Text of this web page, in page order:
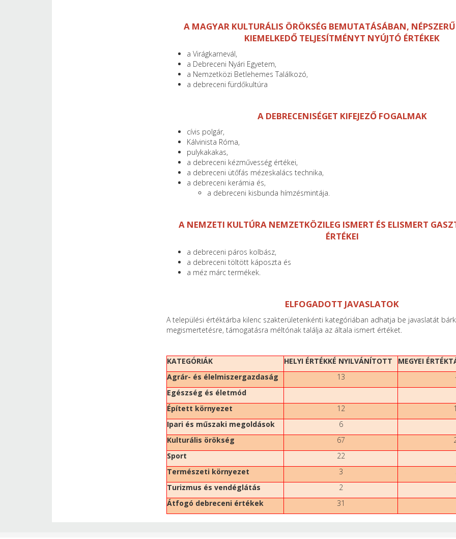
A MAGYAR KULTURÁLIS ÖRÖKSÉG BEMUTATÁSÁBAN,
KIEMELKEDŐ TELJESÍTMÉNYT NYÚJTÓ ÉRTÉKEK
a Virágkarnevál,
a Debreceni Nyári Egyetem,
a Nemzetközi Betlehemes Találkozó,
a debreceni fürdőkultúra
A DEBRECENISÉGET KIFEJEZŐ FOGALMAK
cívis polgár,
Kálvinista Róma,
pulykakakas,
a debreceni kézművesség értékei,
a debreceni ütőfás mézeskalács technika,
a debreceni kerámia és,
a debreceni kisbunda hímzésmintája.
A NEMZETI KULTÚRA NEMZETKÖZILEG ISMERT ÉS ELISMERT
ÉRTÉKEI
a debreceni páros kolbász,
a debreceni töltött káposzta és
a méz márc termékek.
ELFOGADOTT JAVASLATOK
A települési értéktárba kilenc szakterületenkénti kategóriában adhatja be javaslatát
megismertetésre, támogatásra méltónak találja az általa ismert értéket.
KATEGÓRIÁK HELYI ÉRTÉKKÉ NYILVÁNÍTOTT
MEGYEI
Agrár- és élelmiszergazdaság
13
Egészség és életmód
Épített környezet
12
Ipari és műszaki megoldások
6
Kulturális örökség
67
Sport
22
Természeti környezet
3
Turizmus és vendéglátás
2
Átfogó debreceni értékek
31